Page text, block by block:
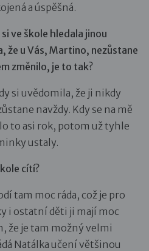
a úspěšná.
ve škole hledala jinou
že u Vás, Martino, nezůstane
změnilo, je to tak?
si uvědomila, že ji nikdy
navždy. Kdy se na mě
to asi rok, potom už tyhle
ustaly.
cítí?
tam moc ráda, což je pro
i ostatní děti ji mají moc
že je tam možný velmi
Natálka učení většinou